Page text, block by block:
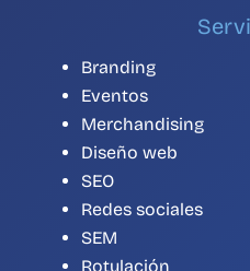
Branding
Eventos
Merchandising
Diseño web
SEO
Redes sociales
SEM
Rotulación